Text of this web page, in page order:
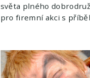
světa plného
pro firemní akci s